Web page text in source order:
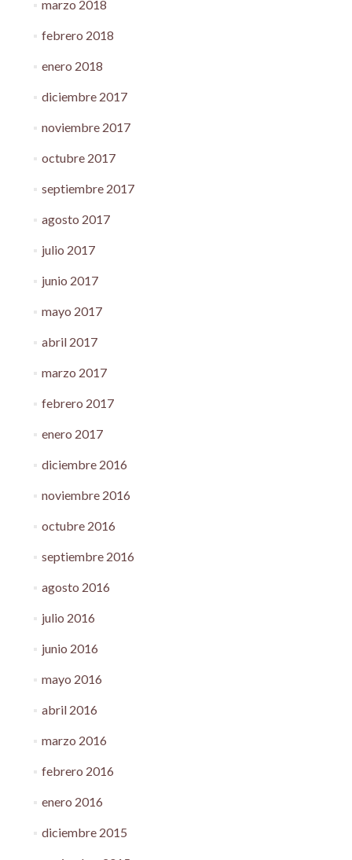
marzo 2018
febrero 2018
enero 2018
diciembre 2017
noviembre 2017
octubre 2017
septiembre 2017
agosto 2017
julio 2017
junio 2017
mayo 2017
abril 2017
marzo 2017
febrero 2017
enero 2017
diciembre 2016
noviembre 2016
octubre 2016
septiembre 2016
agosto 2016
julio 2016
junio 2016
mayo 2016
abril 2016
marzo 2016
febrero 2016
enero 2016
diciembre 2015